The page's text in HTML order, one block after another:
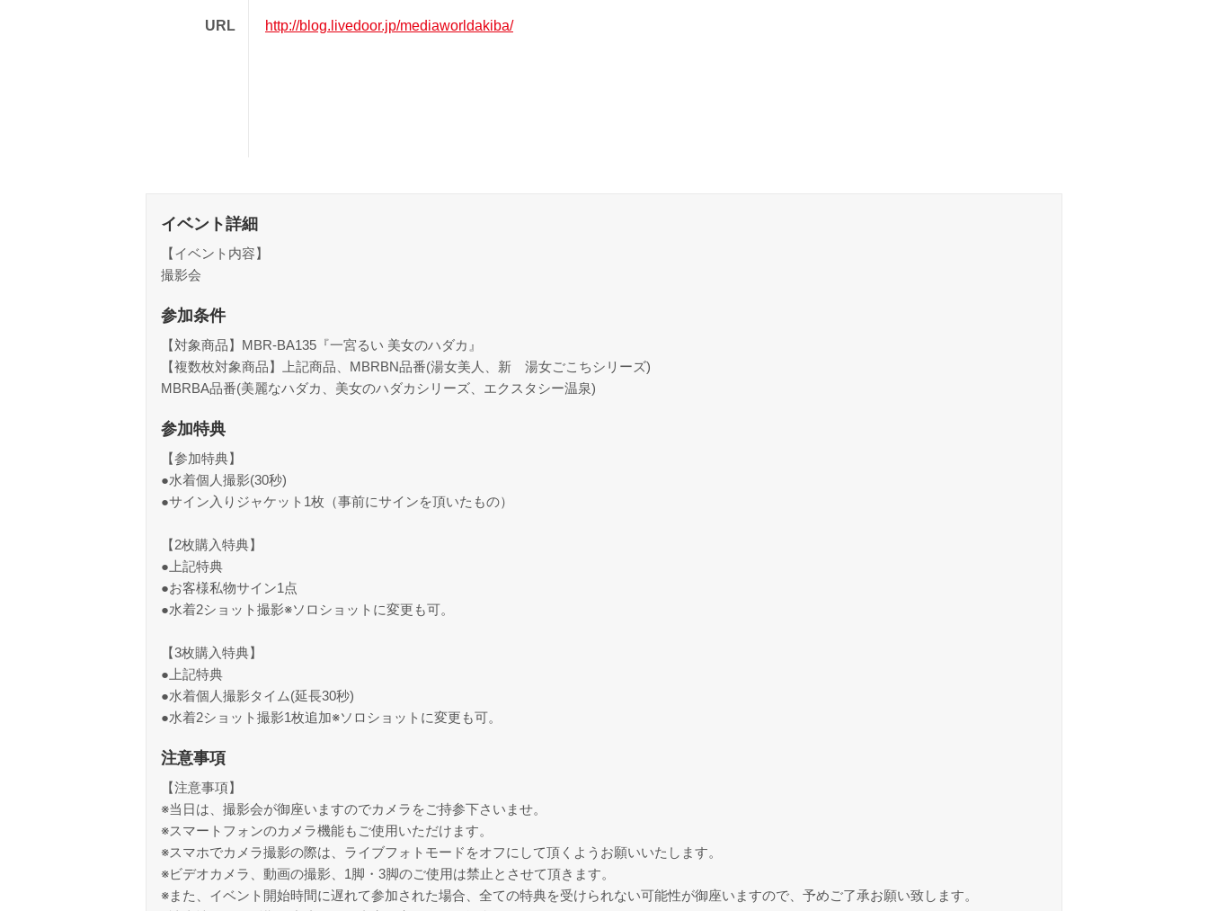
URL http://blog.livedoor.jp/mediaworldakiba/
イベント詳細
【イベント内容】
撮影会
参加条件
【対象商品】MBR-BA135『一宮るい 美女のハダカ』
【複数枚対象商品】上記商品、MBRBN品番(湯女美人、新 湯女ごこちシリーズ)
MBRBA品番(美麗なハダカ、美女のハダカシリーズ、エクスタシー温泉)
参加特典
【参加特典】
●水着個人撮影(30秒)
●サイン入りジャケット1枚（事前にサインを頂いたもの）
【2枚購入特典】
●上記特典
●お客様私物サイン1点
●水着2ショット撮影※ソロショットに変更も可。
【3枚購入特典】
●上記特典
●水着個人撮影タイム(延長30秒)
●水着2ショット撮影1枚追加※ソロショットに変更も可。
注意事項
【注意事項】
※当日は、撮影会が御座いますのでカメラをご持参下さいませ。
※スマートフォンのカメラ機能もご使用いただけます。
※スマホでカメラ撮影の際は、ライブフォトモードをオフにして頂くようお願いいたします。
※ビデオカメラ、動画の撮影、1脚・3脚のご使用は禁止とさせて頂きます。
※また、イベント開始時間に遅れて参加された場合、全ての特典を受けられない可能性が御座いますので、予めご了承お願い致します。